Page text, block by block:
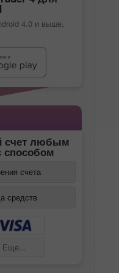
4.0 и выше,
счет любым
счета
средств
Еще...